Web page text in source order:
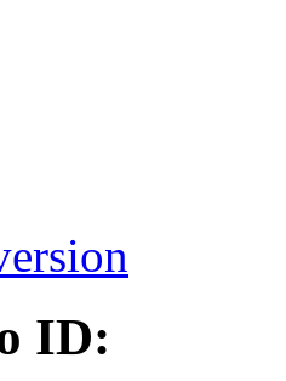
ID: